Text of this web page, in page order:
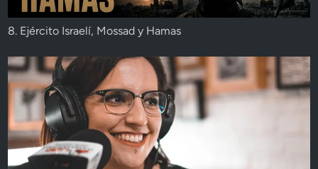
8. Ejército Israelí, Mossad y Hamas